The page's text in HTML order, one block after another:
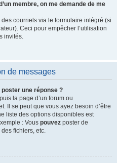
membre, on me demande de me
courriels via le formulaire intégré (si
Ceci pour empêcher l’utilisation
invités.
de messages
une réponse ?
la page d’un forum ou
Il se peut que vous ayez besoin d’être
liste des options disponibles est
: Vous pouvez poster de
fichiers, etc.